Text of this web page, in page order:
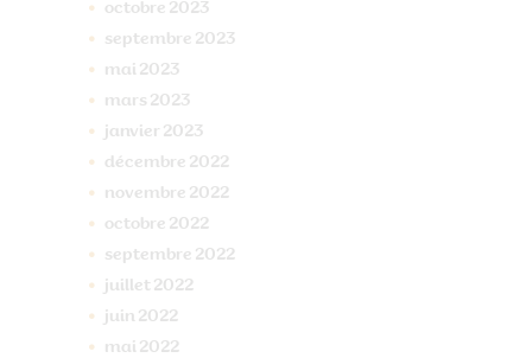
octobre 2023
septembre 2023
mai 2023
mars 2023
janvier 2023
décembre 2022
novembre 2022
octobre 2022
septembre 2022
juillet 2022
juin 2022
mai 2022